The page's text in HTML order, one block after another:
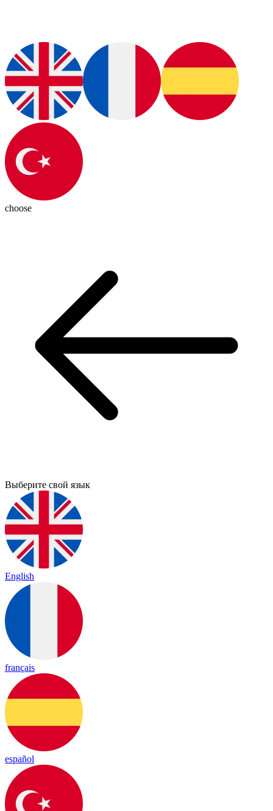
choose
Выберите свой язык
English
français
español